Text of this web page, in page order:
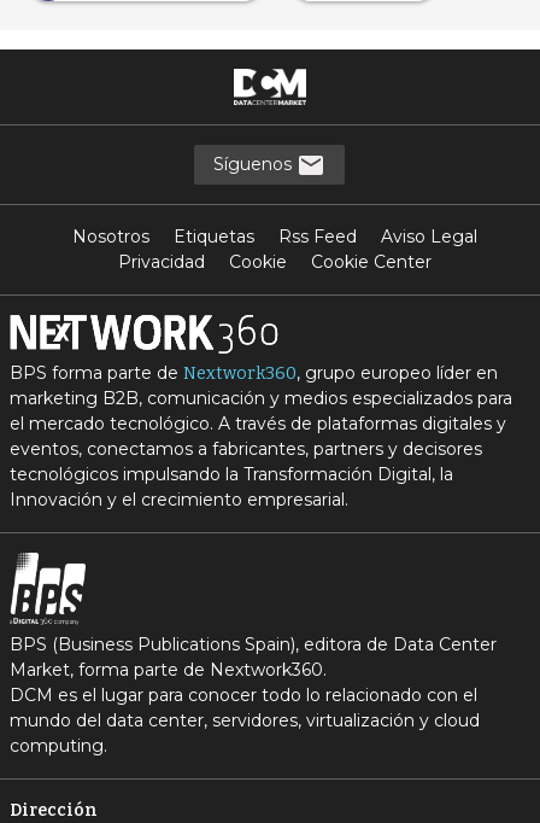
Síguenos
Nosotros Etiquetas Rss Feed
Aviso Legal
Privacidad
Cookie Cookie Center
BPS forma parte de Nextwork360, grupo europeo líder en
marketing B2B, comunicación y medios especializados para
el mercado tecnológico. A través de plataformas digitales y
eventos, conectamos a fabricantes, partners y decisores
tecnológicos impulsando la Transformación Digital, la
Innovación y el crecimiento empresarial.
BPS (Business Publications Spain), editora de Data Center
Market, forma parte de Nextwork360.
DCM es el lugar para conocer todo lo relacionado con el
mundo del data center, servidores, virtualización y cloud
computing.
Dirección